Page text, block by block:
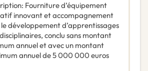
: Fourniture d’équipement
innovant et accompagnement
développement d’apprentissages
conclu sans montant
annuel et avec un montant
annuel de 5 000 000 euros